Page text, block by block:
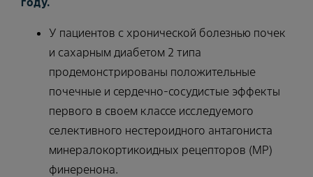
У пациентов с хронической болезнью почек
и сахарным диабетом 2 типа
продемонстрированы положительные
почечные и сердечно-сосудистые эффекты
первого в своем классе исследуемого
селективного нестероидного антагониста
минералокортикоидных рецепторов (МР)
финеренона.